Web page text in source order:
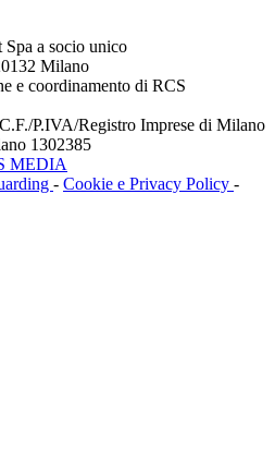
a socio unico
Milano
e coordinamento di RCS
P.IVA/Registro Imprese di Milano
1302385
MEDIA
- Cookie e Privacy Policy -